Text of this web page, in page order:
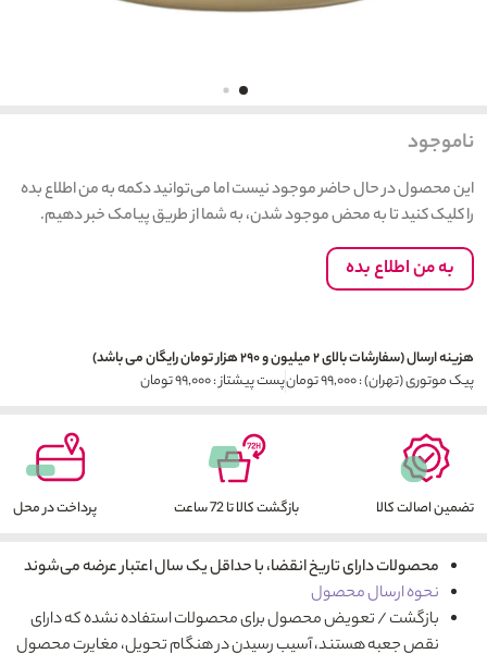
ناموجود
این محصول در حال حاضر موجود نیست اما می‌توانید دکمه به من اطلاع بده
را کلیک کنید تا به محض موجود شدن، به شما از طریق پیامک خبر دهیم.
به من اطلاع بده
هزینه ارسال (سفارشات بالای ۲ میلیون و ۲۹۰ هزار تومان رایگان می باشد)
پیک موتوری (تهران) : ۹۹,۰۰۰ تومان
پست پیشتاز : ۹۹,۰۰۰ تومان
تضمین اصالت کالا بازگشت کالا تا 72 ساعت پرداخت در محل
محصولات دارای تاریخ انقضا، با حداقل یک سال اعتبار عرضه می‌شوند
نحوه ارسال محصول
بازگشت / تعویض محصول برای محصولات استفاده نشده که دارای
نقص جعبه هستند، آسیب رسیدن در هنگام تحویل، مغایرت محصول